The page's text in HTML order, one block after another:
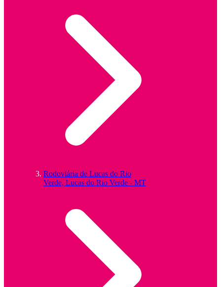
Rodoviária de Lucas do Rio
Verde, Lucas do Rio Verde - MT